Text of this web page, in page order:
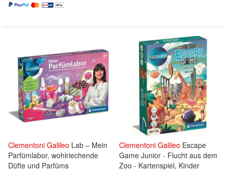
Clementoni Galileo Lab – Mein
Parfümlabor, wohlriechende
Düfte und Parfüms
Clementoni Galileo Escape
Game Junior - Flucht aus dem
Zoo - Kartenspiel, Kinder